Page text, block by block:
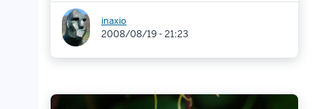
inaxio
2008/08/19 - 21:23